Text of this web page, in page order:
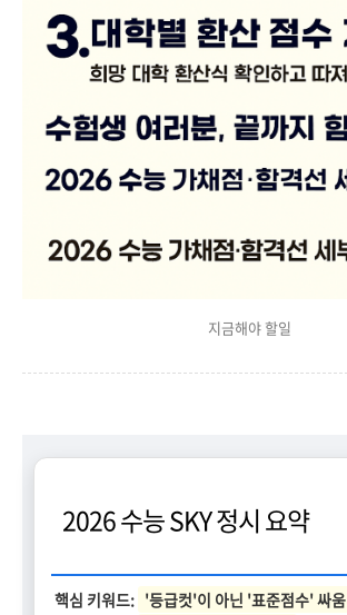
지금해야 할일
2026 수능 SKY 정시 요약
핵심 키워드: '등급컷'이 아닌 '표준점수' 싸움